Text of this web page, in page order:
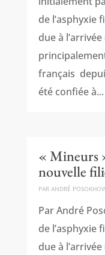
de l’asphyxie
due à
français
été confiée à...
« Mineurs
nouvelle
PAR ANDRÉ
Par André
de l’asphyxie
due à